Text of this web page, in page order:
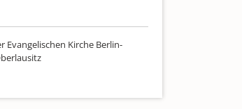
Evangelischen Kirche Berlin-